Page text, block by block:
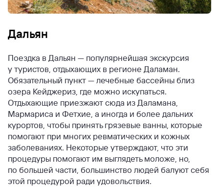
Дальян
Поездка в Дальян — популярнейшая экскурсия
у туристов, отдыхающих в регионе Даламан.
Обязательный пункт — лечебные бассейны близ
озера Кейджериз, где можно искупаться.
Отдыхающие приезжают сюда из Даламана,
Мармариса и Фетхие, а иногда и более дальних
курортов, чтобы принять грязевые ванны, которые
помогают при многих ревматических и кожных
заболеваниях. Некоторые утверждают, что эти
процедуры помогают им выглядеть моложе, но,
по большей части, большинство людей балуют себя
этой процедурой ради удовольствия.